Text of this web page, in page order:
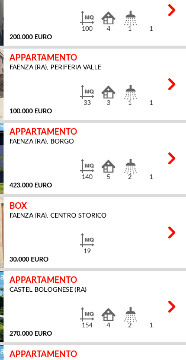
200.000 EURO
100 4 1 1
APPARTAMENTO
FAENZA (RA), PERIFERIA VALLE
100.000 EURO
33 3 1 1
APPARTAMENTO
FAENZA (RA), BORGO
423.000 EURO
140 5 2 1
BOX
FAENZA (RA), CENTRO STORICO
30.000 EURO
19
MQ
APPARTAMENTO
CASTEL BOLOGNESE (RA)
270.000 EURO
154 4 2 1
APPARTAMENTO